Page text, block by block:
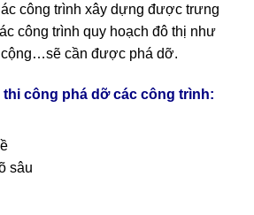
công trình xây dựng được trưng
công trình quy hoạch đô thị như
cần được phá dỡ.
công phá dỡ các công trình:
sâu